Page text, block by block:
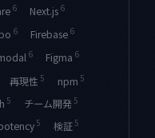
6 Next.js 6
6 Firebase 6
6 Figma 6
再現性 5 npm 5
5 チーム開発 5
5 検証 5